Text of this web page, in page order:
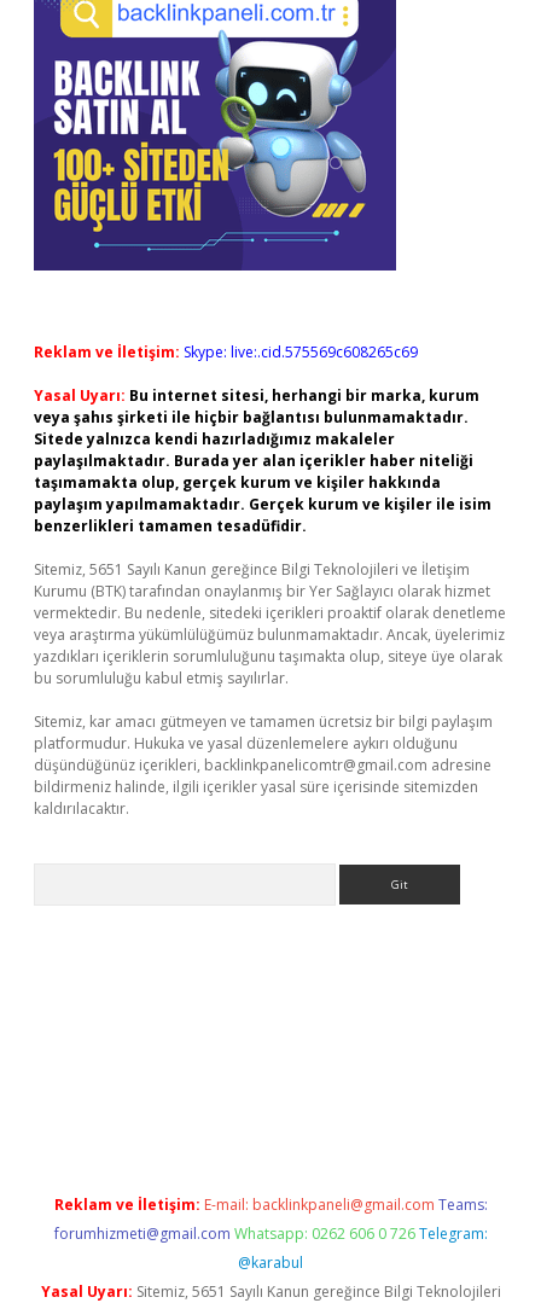
Reklam ve İletişim: Skype: live:.cid.575569c608265c69
Yasal Uyarı: Bu internet sitesi, herhangi bir marka, kurum
veya şahıs şirketi ile hiçbir bağlantısı bulunmamaktadır.
Sitede yalnızca kendi hazırladığımız makaleler
paylaşılmaktadır. Burada yer alan içerikler haber niteliği
taşımamakta olup, gerçek kurum ve kişiler hakkında
paylaşım yapılmamaktadır. Gerçek kurum ve kişiler ile isim
benzerlikleri tamamen tesadüfidir.
Sitemiz, 5651 Sayılı Kanun gereğince Bilgi Teknolojileri ve İletişim
Kurumu (BTK) tarafından onaylanmış bir Yer Sağlayıcı olarak hizmet
vermektedir. Bu nedenle, sitedeki içerikleri proaktif olarak denetleme
veya araştırma yükümlülüğümüz bulunmamaktadır. Ancak, üyelerimiz
yazdıkları içeriklerin sorumluluğunu taşımakta olup, siteye üye olarak
bu sorumluluğu kabul etmiş sayılırlar.
Sitemiz, kar amacı gütmeyen ve tamamen ücretsiz bir bilgi paylaşım
platformudur. Hukuka ve yasal düzenlemelere aykırı olduğunu
düşündüğünüz içerikleri, backlinkpanelicomtr@gmail.com adresine
bildirmeniz halinde, ilgili içerikler yasal süre içerisinde sitemizden
kaldırılacaktır.
Reklam ve İletişim: E-mail: backlinkpaneli@gmail.com Teams:
forumhizmeti@gmail.com Whatsapp: 0262 606 0 726 Telegram:
@karabul
Yasal Uyarı: Sitemiz, 5651 Sayılı Kanun gereğince Bilgi Teknolojileri